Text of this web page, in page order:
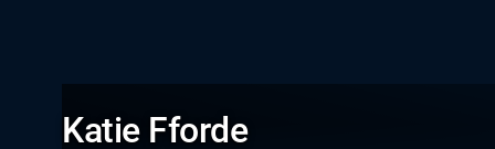
Katie Fforde